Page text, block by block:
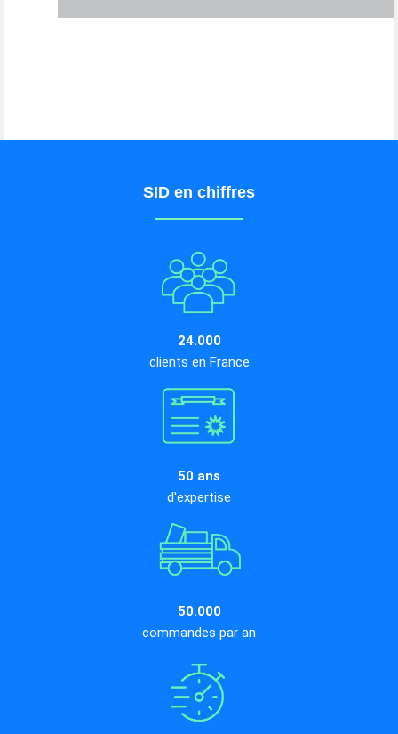
SID en chiffres
24.000
clients en France
50 ans
d'expertise
50.000
commandes par an